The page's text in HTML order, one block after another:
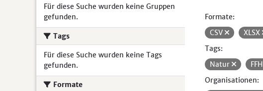
Für diese Suche wurden keine Gruppen
gefunden.
Tags
Für diese Suche wurden keine Tags
gefunden.
Formate
Formate:
CSV
XLSX
Tags:
Natur
FFH
Organisationen: